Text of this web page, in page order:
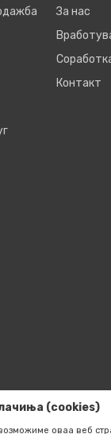
За нас
Контакт
(cookies)
оваа веб